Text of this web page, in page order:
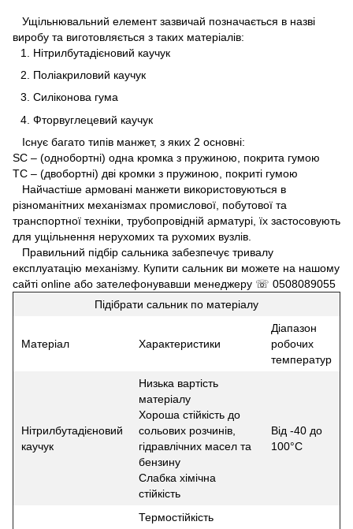
Ущільнювальний елемент зазвичай позначається в назві
виробу та виготовляється з таких матеріалів:
Нітрилбутадієновий каучук
Поліакриловий каучук
Силіконова гума
Фторвуглецевий каучук
Існує багато типів манжет, з яких 2 основні:
SC – (однобортні) одна кромка з пружиною, покрита гумою
TC – (двобортні) дві кромки з пружиною, покриті гумою
Найчастіше армовані манжети використовуються в
різноманітних механізмах промислової, побутової та
транспортної техніки, трубопровідній арматурі, їх застосовують
для ущільнення нерухомих та рухомих вузлів.
Правильний підбір сальника забезпечує тривалу
експлуатацію механізму. Купити сальник ви можете на нашому
сайті online або зателефонувавши менеджеру ☏ 0508089055
Підібрати сальник по матеріалу
Матеріал Характеристики
Діапазон
робочих
температур
Нітрилбутадієновий
каучук
Низька вартість
матеріалу
Хороша стійкість до
сольових розчинів,
гідравлічних масел та
бензину
Слабка хімічна
стійкість
Від -40 до
100°С
Термостійкість